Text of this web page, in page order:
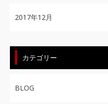
2017年12月
カテゴリー
BLOG